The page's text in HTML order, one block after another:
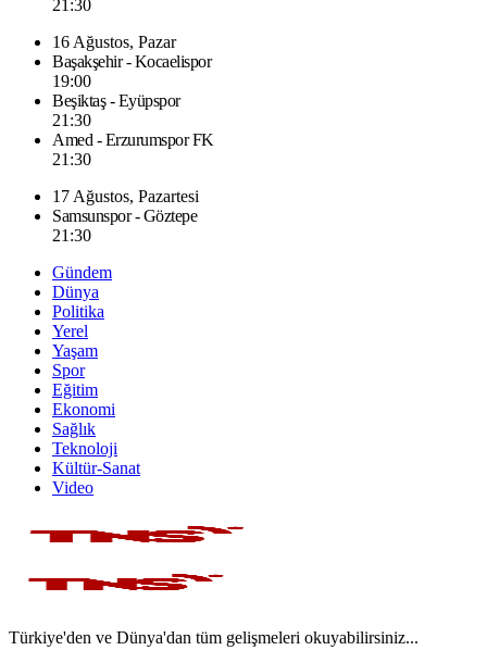
21:30
16 Ağustos, Pazar
Başakşehir - Kocaelispor
19:00
Beşiktaş - Eyüpspor
21:30
Amed - Erzurumspor FK
21:30
17 Ağustos, Pazartesi
Samsunspor - Göztepe
21:30
Gündem
Dünya
Politika
Yerel
Yaşam
Spor
Eğitim
Ekonomi
Sağlık
Teknoloji
Kültür-Sanat
Video
Türkiye'den ve Dünya'dan tüm gelişmeleri okuyabilirsiniz...